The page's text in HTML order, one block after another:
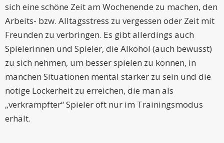
sich eine schöne Zeit am Wochenende zu machen, den
Arbeits- bzw. Alltagsstress zu vergessen oder Zeit mit
Freunden zu verbringen. Es gibt allerdings auch
Spielerinnen und Spieler, die Alkohol (auch bewusst)
zu sich nehmen, um besser spielen zu können, in
manchen Situationen mental stärker zu sein und die
nötige Lockerheit zu erreichen, die man als
„verkrampfter“ Spieler oft nur im Trainingsmodus
erhält.